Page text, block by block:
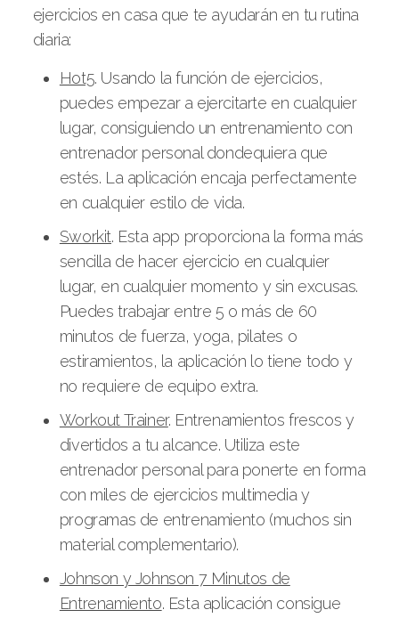
ejercicios en casa que te ayudarán en tu rutina
diaria:
Hot5. Usando la función de ejercicios,
puedes empezar a ejercitarte en cualquier
lugar, consiguiendo un entrenamiento con
entrenador personal dondequiera que
estés. La aplicación encaja perfectamente
en cualquier estilo de vida.
Sworkit. Esta app proporciona la forma más
sencilla de hacer ejercicio en cualquier
lugar, en cualquier momento y sin excusas.
Puedes trabajar entre 5 o más de 60
minutos de fuerza, yoga, pilates o
estiramientos, la aplicación lo tiene todo y
no requiere de equipo extra.
Workout Trainer. Entrenamientos frescos y
divertidos a tu alcance. Utiliza este
entrenador personal para ponerte en forma
con miles de ejercicios multimedia y
programas de entrenamiento (muchos sin
material complementario).
Johnson y Johnson 7 Minutos de
Entrenamiento. Esta aplicación consigue